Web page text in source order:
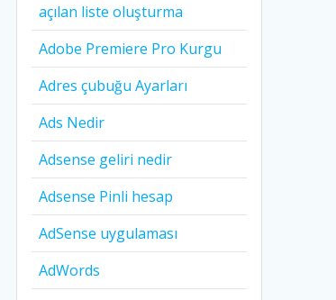
açılan liste oluşturma
Adobe Premiere Pro Kurgu
Adres çubuğu Ayarları
Ads Nedir
Adsense geliri nedir
Adsense Pinli hesap
AdSense uygulaması
AdWords